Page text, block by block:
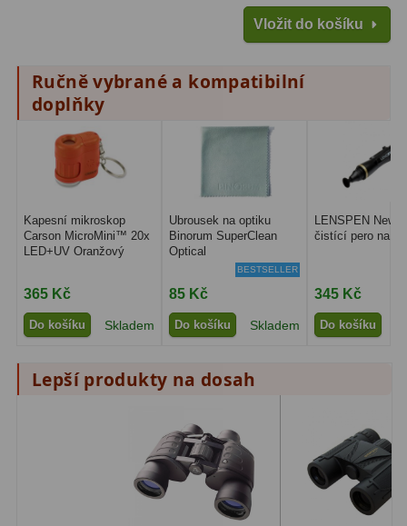
Biologické 33
Digitální10
Kapesní
Příslušenství
Meteostanice52
Pokročilé5
Čidla2
15
Vložit do košíku
Ručně vybrané a kompatibilní
doplňky
Kapesní mikroskop
Carson MicroMini™ 20x
LED+UV Oranžový
365 Kč
Do košíku Skladem
Ubrousek na optiku
Binorum SuperClean
Optical
BESTSELLER
85 Kč
Do košíku Skladem
LENSPEN New
čistící pero na
345 Kč
Do košíku
Lepší produkty na dosah